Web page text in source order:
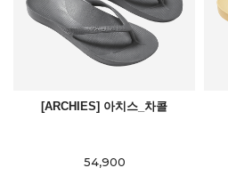
[ARCHIES] 아치스_차콜
54,900